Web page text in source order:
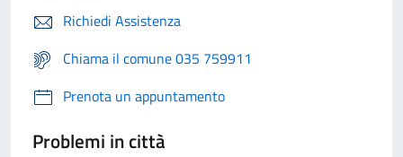
Richiedi Assistenza
Chiama il comune 035 759911
Prenota un appuntamento
Problemi in città